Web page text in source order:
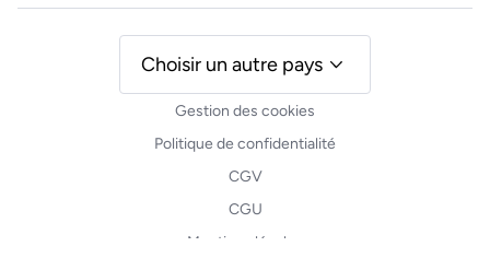
Gestion des cookies
Politique de confidentialité
CGV
CGU
Mentions légales
Choisir un autre pays